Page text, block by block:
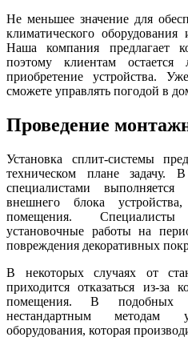
Не меньшее значение для
климатического
Наша компания предлагает
поэтому клиентам
приобретение устройства.
сможете управлять погодой в
Проведение
Установка сплит-системы
техническом плане задачу.
специалистами
внешнего блока
помещения.
установочные работы на
повреждения декоративных
В некоторых случаях от
приходится отказаться из-за
помещения. В подобных
нестандартным методам
оборудования, которая